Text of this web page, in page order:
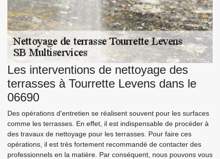
Les interventions de nettoyage des
terrasses à Tourrette Levens dans le
06690
Des opérations d'entretien se réalisent souvent pour les surfaces
comme les terrasses. En effet, il est indispensable de procéder à
des travaux de nettoyage pour les terrasses. Pour faire ces
opérations, il est très fortement recommandé de contacter des
professionnels en la matière. Par conséquent, nous pouvons vous